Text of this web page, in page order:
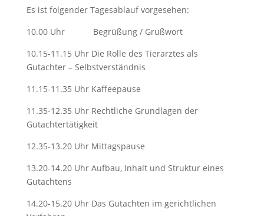
Es ist folgender Tagesablauf vorgesehen:
10.00 Uhr Begrüßung / Grußwort
10.15-11.15 Uhr Die Rolle des Tierarztes als
Gutachter – Selbstverständnis
11.15-11.35 Uhr Kaffeepause
11.35-12.35 Uhr Rechtliche Grundlagen der
Gutachtertätigkeit
12.35-13.20 Uhr Mittagspause
13.20-14.20 Uhr Aufbau, Inhalt und Struktur eines
Gutachtens
14.20-15.20 Uhr Das Gutachten im gerichtlichen